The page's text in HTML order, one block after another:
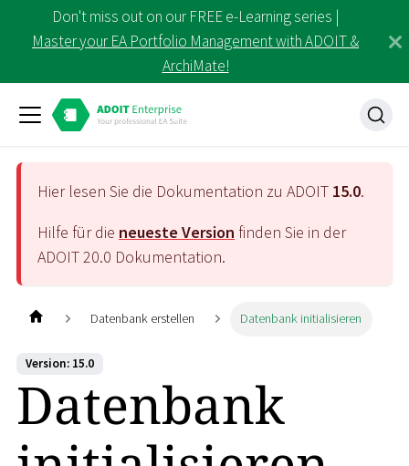
Don't miss out on our FREE e-Learning series |
Master your EA Portfolio Management with ADOIT &
ArchiMate!
Hier lesen Sie die Dokumentation zu ADOIT 15.0.
Hilfe für die neueste Version finden Sie in der
ADOIT20.0 Dokumentation.
Datenbank erstellen Datenbank initialisieren
Version: 15.0
Datenbank